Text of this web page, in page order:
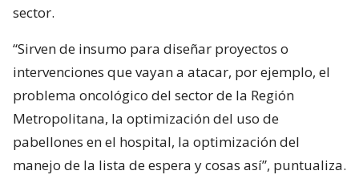
sector.
“Sirven de insumo para diseñar proyectos o
intervenciones que vayan a atacar, por ejemplo, el
problema oncológico del sector de la Región
Metropolitana, la optimización del uso de
pabellones en el hospital, la optimización del
manejo de la lista de espera y cosas así”, puntualiza.